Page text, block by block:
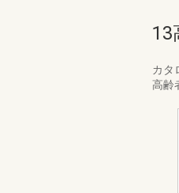
13
カタ
高齢